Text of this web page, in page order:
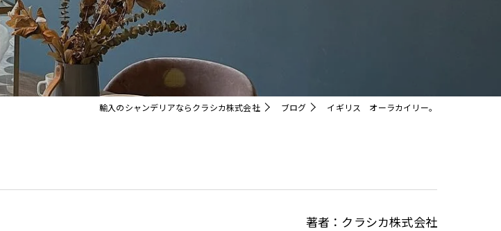
輸入のシャンデリアならクラシカ株式会社 ブログ イギリス オーラカイリー。
著者：クラシカ株式会社